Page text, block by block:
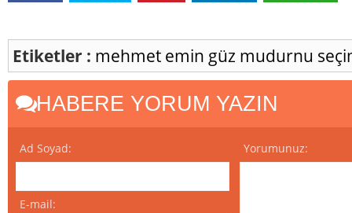
Etiketler : mehmet emin güz mudurnu
HABERE YORUM YAZIN
Ad Soyad:
E-mail:
Yorumunuz: